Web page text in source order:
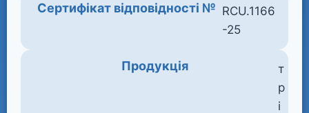
Сертифікат відповідності № RCU.1166
-25
Продукція
т
р
і